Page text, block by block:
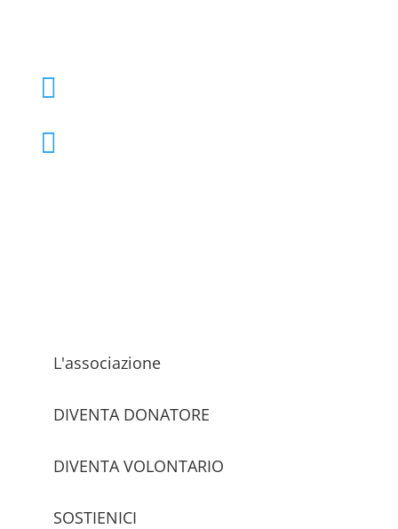


L'associazione
DIVENTA DONATORE
DIVENTA VOLONTARIO
SOSTIENICI